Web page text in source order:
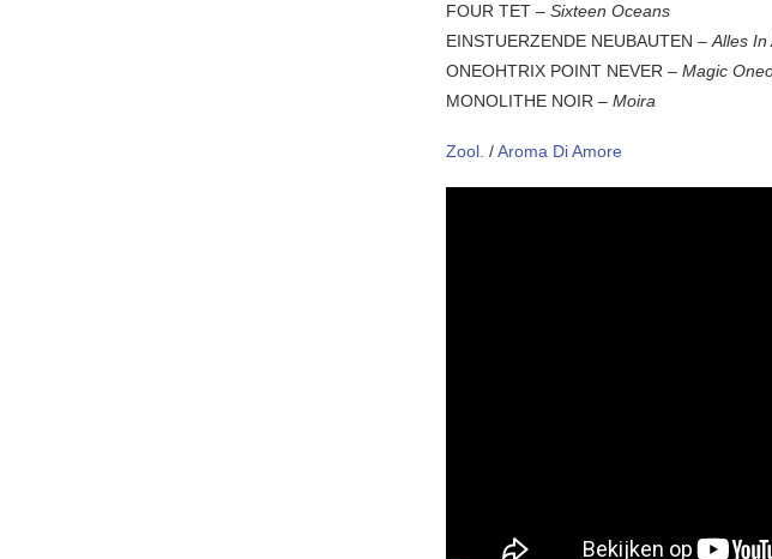
FOUR TET – Sixteen Oceans
EINSTUERZENDE NEUBAUTEN –Alles In
ONEOHTRIX POINT NEVER – Magic
MONOLITHE NOIR – Moira
Zool. /Aroma Di Amore